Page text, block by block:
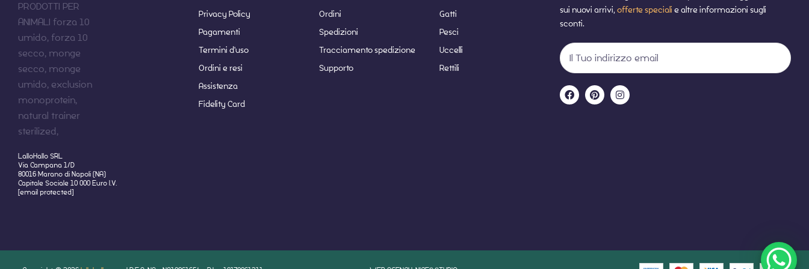
LalloHallo SRL
Via Campana 1/D
80016 Marano di Napoli (NA)
Capitale Sociale 10 000 Euro I.V.
[email protected]
Privacy Policy
Pagamenti
Termini d'uso
Ordini e resi
Assistenza
Fidelity Card
Ordini
Spedizioni
Tracciamento spedizione
Supporto
Gatti
Pesci
Uccelli
Rettili
sui nuovi arrivi,offerte speciali e altre informazioni sugli
sconti.